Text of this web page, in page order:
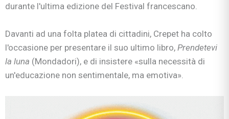
durante l'ultima edizione del Festival francescano.
Davanti ad una folta platea di cittadini, Crepet ha colto
l'occasione per presentare il suo ultimo libro, Prendetevi
la luna (Mondadori), e di insistere «sulla necessità di
un'educazione non sentimentale, ma emotiva».